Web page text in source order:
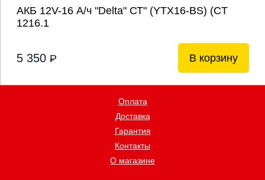
АКБ 12V-16 А/ч "Delta" СТ" (YTX16-BS) (CT
1216.1
5 350 P В корзину
Оплата
Доставка
Гарантия
Контакты
О магазине